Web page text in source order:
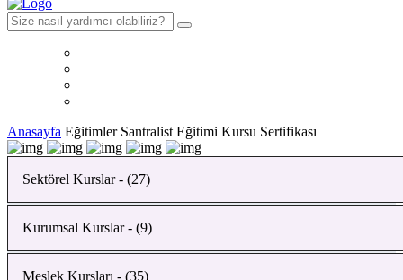
Anasayfa Eğitimler Santralist Eğitimi Kursu Sertifikası
Sektörel Kurslar - (27)
Bahçıvanlık Kursu
Yapı Malzemeleri Analizi Kursu
Kurumsal Kurslar - (9)
Meslek Kursları - (35)